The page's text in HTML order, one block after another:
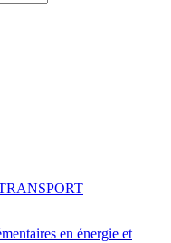
en énergie et